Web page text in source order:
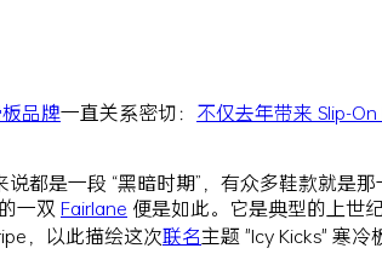
品牌一直关系密切： 不仅去年带来 Slip-
说都是一段 “黑暗时期”，有众多鞋款就是
一双 Fairlane 便是如此。它是典型的上世
，以此描绘这次联名主题 "Icy Kicks" 寒冷